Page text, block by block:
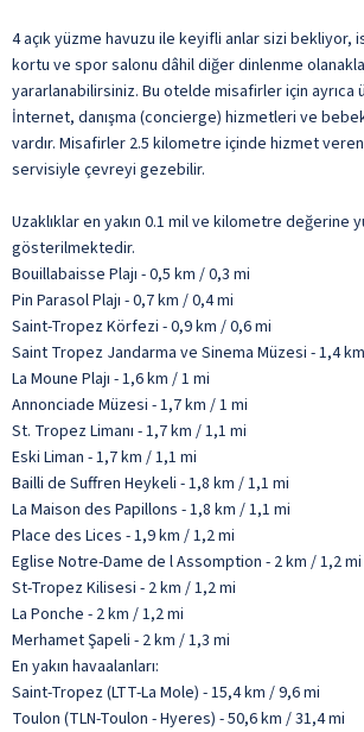
4 açık yüzme havuzu ile keyifli anlar sizi bekliyor,
kortu ve spor salonu dâhil diğer dinlenme
yararlanabilirsiniz. Bu otelde misafirler için
İnternet, danışma (concierge) hizmetleri ve
vardır. Misafirler 2.5 kilometre içinde hizmet
servisiyle çevreyi gezebilir.
Uzaklıklar en yakın 0.1 mil ve kilometre değerine
gösterilmektedir.
Bouillabaisse Plajı - 0,5 km / 0,3 mi
Pin Parasol Plajı - 0,7 km / 0,4 mi
Saint-Tropez Körfezi - 0,9 km / 0,6 mi
Saint Tropez Jandarma ve Sinema Müzesi - 1,4
La Moune Plajı - 1,6 km / 1 mi
Annonciade Müzesi - 1,7 km / 1 mi
St. Tropez Limanı - 1,7 km / 1,1 mi
Eski Liman - 1,7 km / 1,1 mi
Bailli de Suffren Heykeli - 1,8 km / 1,1 mi
La Maison des Papillons - 1,8 km / 1,1 mi
Place des Lices - 1,9 km / 1,2 mi
Eglise Notre-Dame de l Assomption - 2 km / 1,2 mi
St-Tropez Kilisesi - 2 km / 1,2 mi
La Ponche - 2 km / 1,2 mi
Merhamet Şapeli - 2 km / 1,3 mi
En yakın havaalanları:
Saint-Tropez (LTT-La Mole) - 15,4 km / 9,6 mi
Toulon (TLN-Toulon - Hyeres) - 50,6 km / 31,4 mi